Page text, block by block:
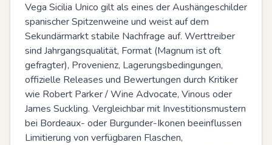
Vega Sicilia Unico gilt als eines der Aushängeschilder
spanischer Spitzenweine und weist auf dem
Sekundärmarkt stabile Nachfrage auf. Werttreiber
sind Jahrgangsqualität, Format (Magnum ist oft
gefragter), Provenienz, Lagerungsbedingungen,
offizielle Releases und Bewertungen durch Kritiker
wie Robert Parker / Wine Advocate, Vinous oder
James Suckling. Vergleichbar mit Investitionsmustern
bei Bordeaux- oder Burgunder-Ikonen beeinflussen
Limitierung von verfügbaren Flaschen,